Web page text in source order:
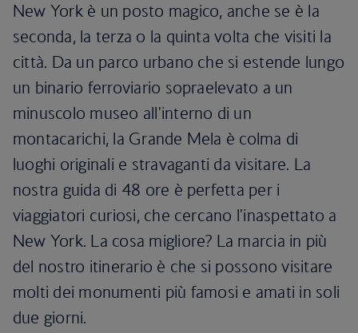
New York è un posto magico, anche se è la
seconda, la terza o la quinta volta che visiti la
città. Da un parco urbano che si estende lungo
un binario ferroviario sopraelevato a un
minuscolo museo all'interno di un
montacarichi, la Grande Mela è colma di
luoghi originali e stravaganti da visitare. La
nostra guida di 48 ore è perfetta per i
viaggiatori curiosi, che cercano l'inaspettato a
New York. La cosa migliore? La marcia in più
del nostro itinerario è che si possono visitare
molti dei monumenti più famosi e amati in soli
due giorni.